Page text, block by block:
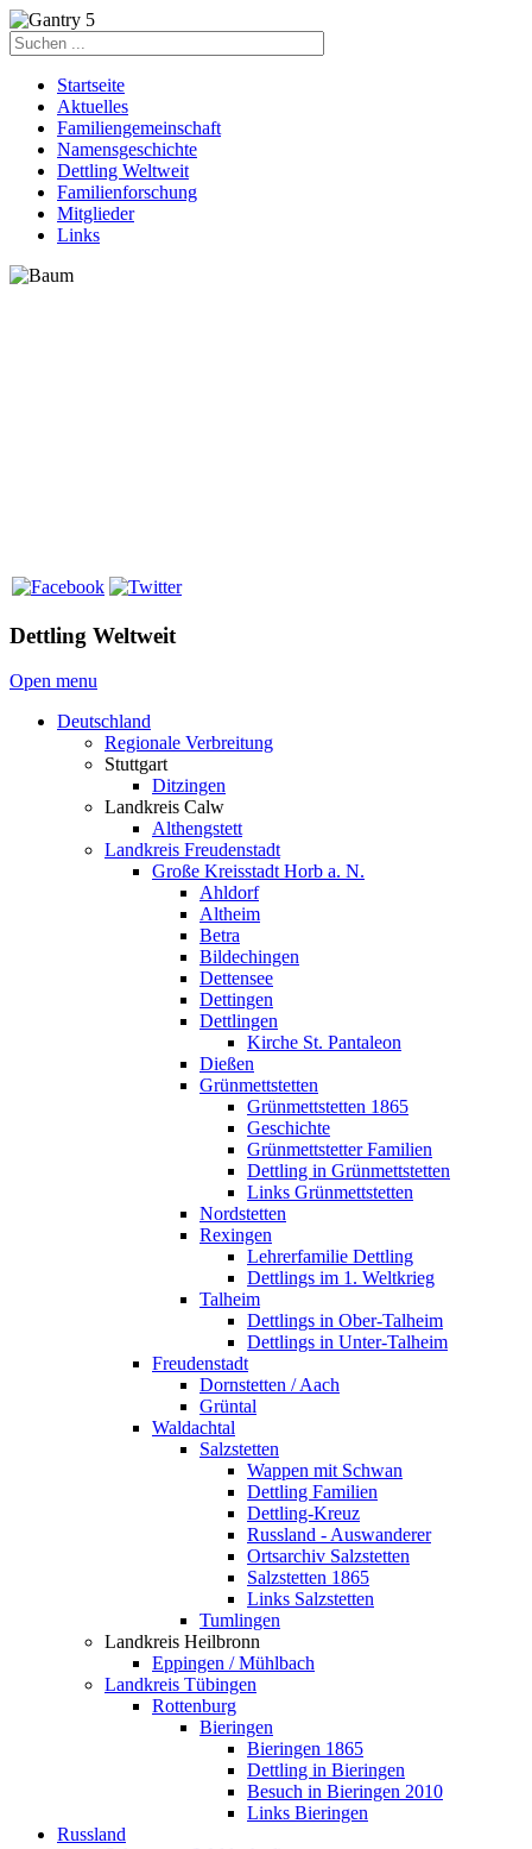
Startseite
Aktuelles
Familiengemeinschaft
Namensgeschichte
Dettling Weltweit
Familienforschung
Mitglieder
Links
Dettling Weltweit
Open menu
Deutschland
Regionale Verbreitung
Stuttgart
Ditzingen
Landkreis Calw
Althengstett
Landkreis Freudenstadt
Große Kreisstadt Horb a. N.
Ahldorf
Altheim
Betra
Bildechingen
Dettensee
Dettingen
Dettlingen
Kirche St. Pantaleon
Dießen
Grünmettstetten
Grünmettstetten 1865
Geschichte
Grünmettstetter Familien
Dettling in Grünmettstetten
Links Grünmettstetten
Nordstetten
Rexingen
Lehrerfamilie Dettling
Dettlings im 1. Weltkrieg
Talheim
Dettlings in Ober-Talheim
Dettlings in Unter-Talheim
Freudenstadt
Dornstetten / Aach
Grüntal
Waldachtal
Salzstetten
Wappen mit Schwan
Dettling Familien
Dettling-Kreuz
Russland - Auswanderer
Ortsarchiv Salzstetten
Salzstetten 1865
Links Salzstetten
Tumlingen
Landkreis Heilbronn
Eppingen / Mühlbach
Landkreis Tübingen
Rottenburg
Bieringen
Bieringen 1865
Dettling in Bieringen
Besuch in Bieringen 2010
Links Bieringen
Russland